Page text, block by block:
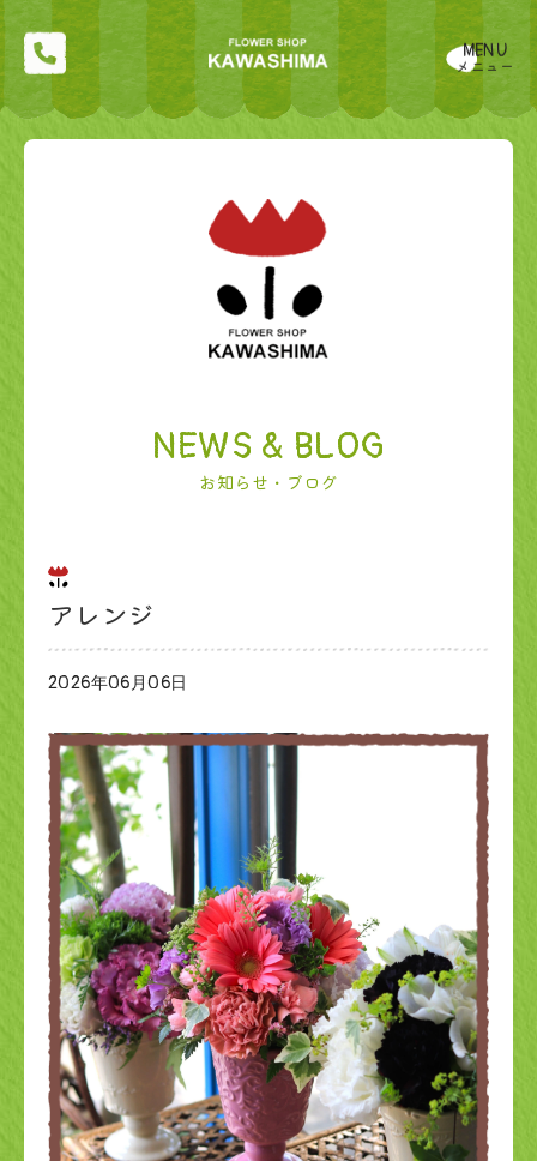
MENU
メニュー
NEWS & BLOG
お知らせ・ブログ
アレンジ
2026年06月06日